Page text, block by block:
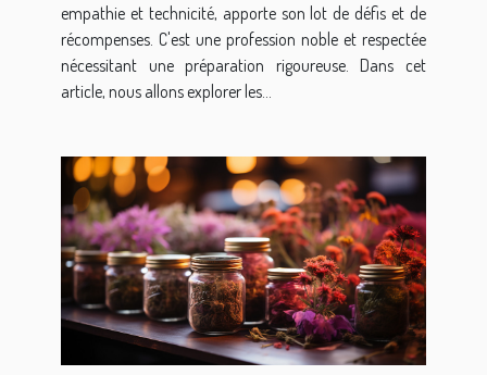
empathie et technicité, apporte son lot de défis et de
récompenses. C'est une profession noble et respectée
nécessitant une préparation rigoureuse. Dans cet
article, nous allons explorer les...